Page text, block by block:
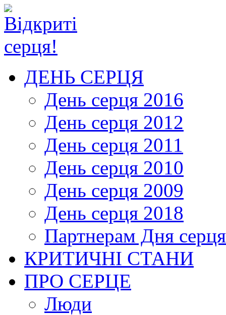
ДЕНЬ СЕРЦЯ
День серця 2016
День серця 2012
День серця 2011
День серця 2010
День серця 2009
День серця 2018
Партнерам Дня серця
КРИТИЧНІ СТАНИ
ПРО СЕРЦЕ
Люди